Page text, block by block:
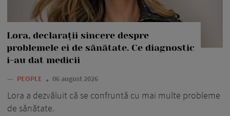
Lora, declarații sincere despre
problemele ei de sănătate. Ce diagnostic
i-au dat medicii
— PEOPLE 06 august 2026
Lora a dezvăluit că se confruntă cu mai multe probleme
de sănătate.